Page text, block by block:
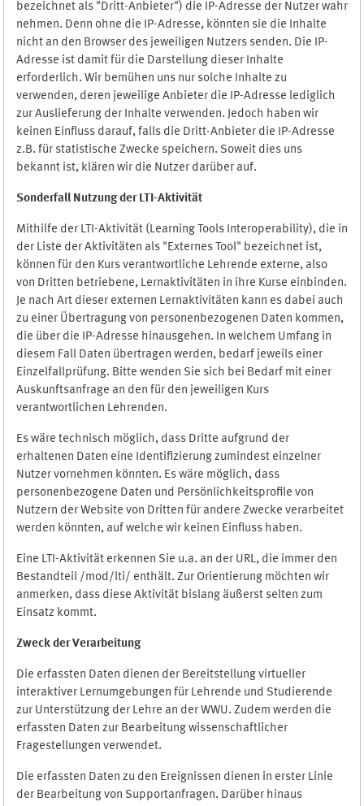
bezeichnet als "Dritt-Anbieter") die IP-Adresse der Nutzer wahr
nehmen. Denn ohne die IP-Adresse, könnten sie die Inhalte
nicht an den Browser des jeweiligen Nutzers senden. Die IP-
Adresse ist damit für die Darstellung dieser Inhalte
erforderlich. Wir bemühen uns nur solche Inhalte zu
verwenden, deren jeweilige Anbieter die IP-Adresse lediglich
zur Auslieferung der Inhalte verwenden. Jedoch haben wir
keinen Einfluss darauf, falls die Dritt-Anbieter die IP-Adresse
z.B. für statistische Zwecke speichern. Soweit dies uns
bekannt ist, klären wir die Nutzer darüber auf.
Sonderfall Nutzung der LTI-Aktivität
Mithilfe der LTI-Aktivität (Learning Tools Interoperability), die in
der Liste der Aktivitäten als "Externes Tool" bezeichnet ist,
können für den Kurs verantwortliche Lehrende externe, also
von Dritten betriebene, Lernaktivitäten in ihre Kurse einbinden.
Je nach Art dieser externen Lernaktivitäten kann es dabei auch
zu einer Übertragung von personenbezogenen Daten kommen,
die über die IP-Adresse hinausgehen. In welchem Umfang in
diesem Fall Daten übertragen werden, bedarf jeweils einer
Einzelfallprüfung. Bitte wenden Sie sich bei Bedarf mit einer
Auskunftsanfrage an den für den jeweiligen Kurs
verantwortlichen Lehrenden.
Es wäre technisch möglich, dass Dritte aufgrund der
erhaltenen Daten eine Identifizierung zumindest einzelner
Nutzer vornehmen könnten. Es wäre möglich, dass
personenbezogene Daten und Persönlichkeitsprofile von
Nutzern der Website von Dritten für andere Zwecke verarbeitet
werden könnten, auf welche wir keinen Einfluss haben.
Eine LTI-Aktivität erkennen Sie u.a. an der URL, die immer den
Bestandteil /mod/lti/ enthält. Zur Orientierung möchten wir
anmerken, dass diese Aktivität bislang äußerst selten zum
Einsatz kommt.
Zweck der Verarbeitung
Die erfassten Daten dienen der Bereitstellung virtueller
interaktiver Lernumgebungen für Lehrende und Studierende
zur Unterstützung der Lehre an der WWU. Zudem werden die
erfassten Daten zur Bearbeitung wissenschaftlicher
Fragestellungen verwendet.
Die erfassten Daten zu den Ereignissen dienen in erster Linie
der Bearbeitung von Supportanfragen. Darüber hinaus